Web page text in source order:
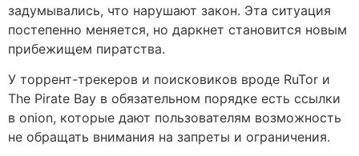
задумывались, что нарушают закон. Эта ситуация
постепенно меняется, но даркнет становится новым
прибежищем пиратства.
У торрент-трекеров и поисковиков вроде RuTor и
The Pirate Bay в обязательном порядке есть ссылки
в onion, которые дают пользователям возможность
не обращать внимания на запреты и ограничения.